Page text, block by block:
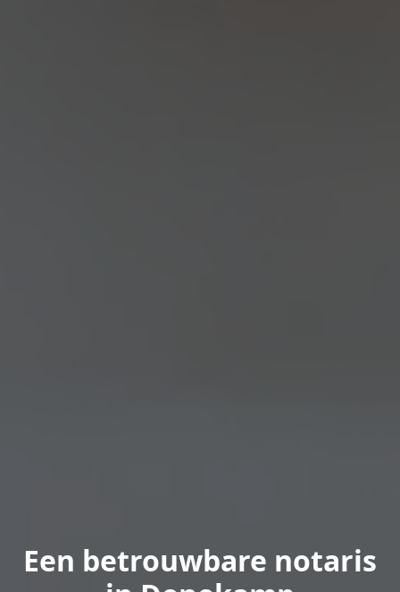
Een betrouwbare notaris